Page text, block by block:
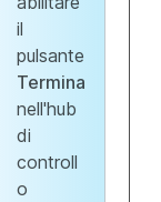
il
pulsante
Termina
nell'hub
di
controll
o